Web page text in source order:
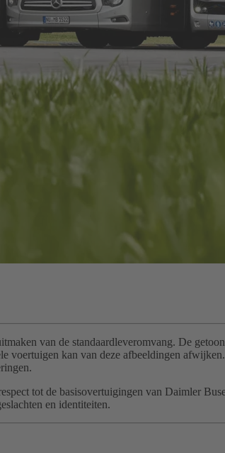
van de standaardleveromvang. De
kan van deze afbeeldingen
tot de basisovertuigingen van Daimler
en identiteiten.